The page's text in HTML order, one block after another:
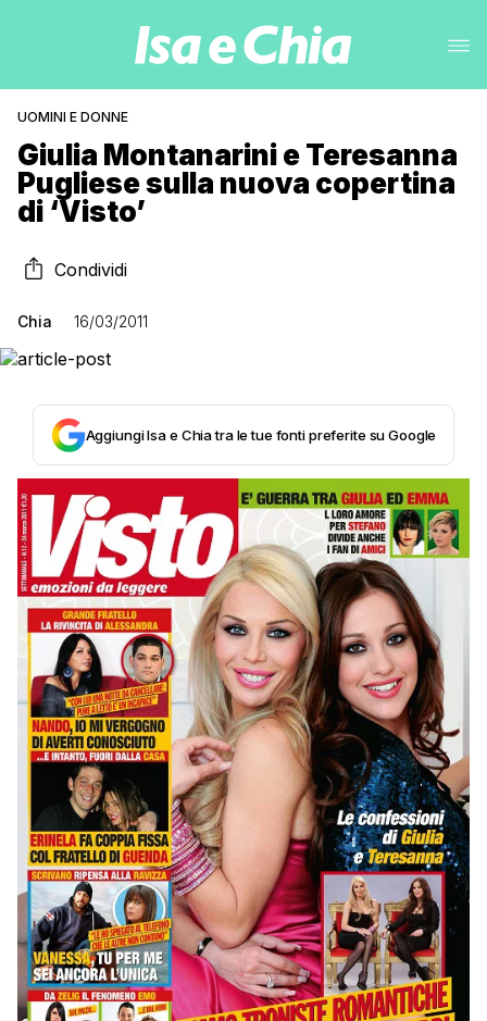
UOMINI E DONNE
Giulia Montanarini e Teresanna
Pugliese sulla nuova copertina
di ‘Visto’
Condividi
Chia 16/03/2011
Aggiungi Isa e Chia tra le tue fonti preferite su Google